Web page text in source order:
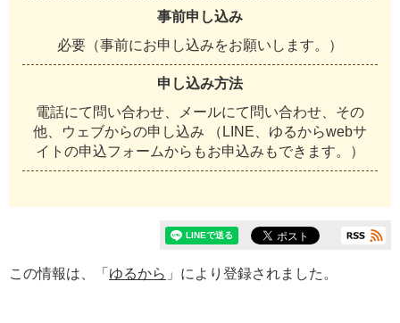
事前申し込み
必要（事前にお申し込みをお願いします。）
申し込み方法
電話にて問い合わせ、メールにて問い合わせ、その
他、ウェブからの申し込み （LINE、ゆるからwebサ
イトの申込フォームからもお申込みもできます。）
この情報は、「 ゆるから 」により登録されました。